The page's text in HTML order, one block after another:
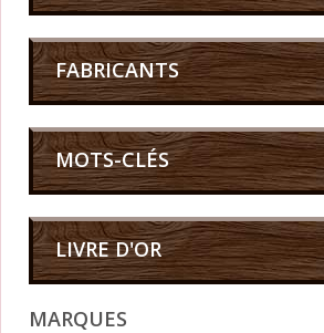
FABRICANTS
MOTS-CLÉS
LIVRE D'OR
MARQUES